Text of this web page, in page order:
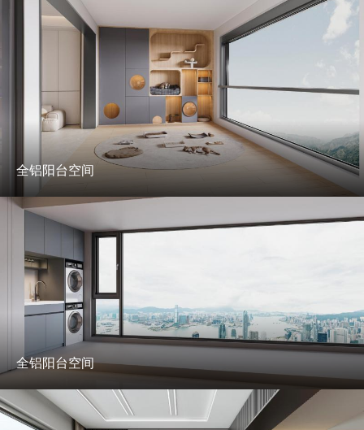
全铝阳台空间
全铝阳台空间